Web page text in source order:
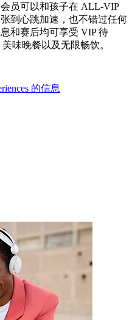
员可以和孩子在 ALL-VIP
到心跳加速，也不错过任何
和赛后均可享受 VIP 待
味晚餐以及无限畅饮。
的信息